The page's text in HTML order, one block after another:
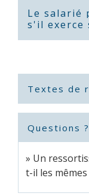
Le salarié
s'il exerce
Textes de
Questions
Un
t-il les